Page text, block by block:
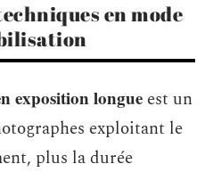
en mode
exposition longue est un
exploitant le
plus la durée